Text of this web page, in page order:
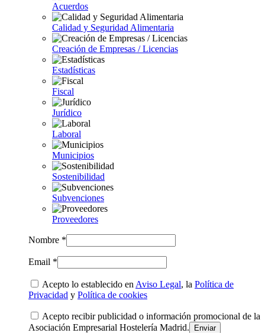
Acuerdos
Calidad y Seguridad Alimentaria
Creación de Empresas / Licencias
Estadísticas
Fiscal
Jurídico
Laboral
Municipios
Sostenibilidad
Subvenciones
Proveedores
Nombre *
Email *
Acepto lo establecido en Aviso Legal, la Política de
Privacidad y Política de cookies
Acepto recibir publicidad o información promocional de la
Asociación Empresarial Hostelería Madrid.